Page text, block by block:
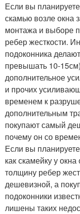
Если вы
скамью возле окна
монтажа и выборе
ребер жесткости.
подоконника
превышать 10-
дополнительное
и прочих
временем к
дополнительным
покупают самый
почему он со
Если вы
как скамейку у
толщину ребер
дешевизной, а
подоконники
лишены таких